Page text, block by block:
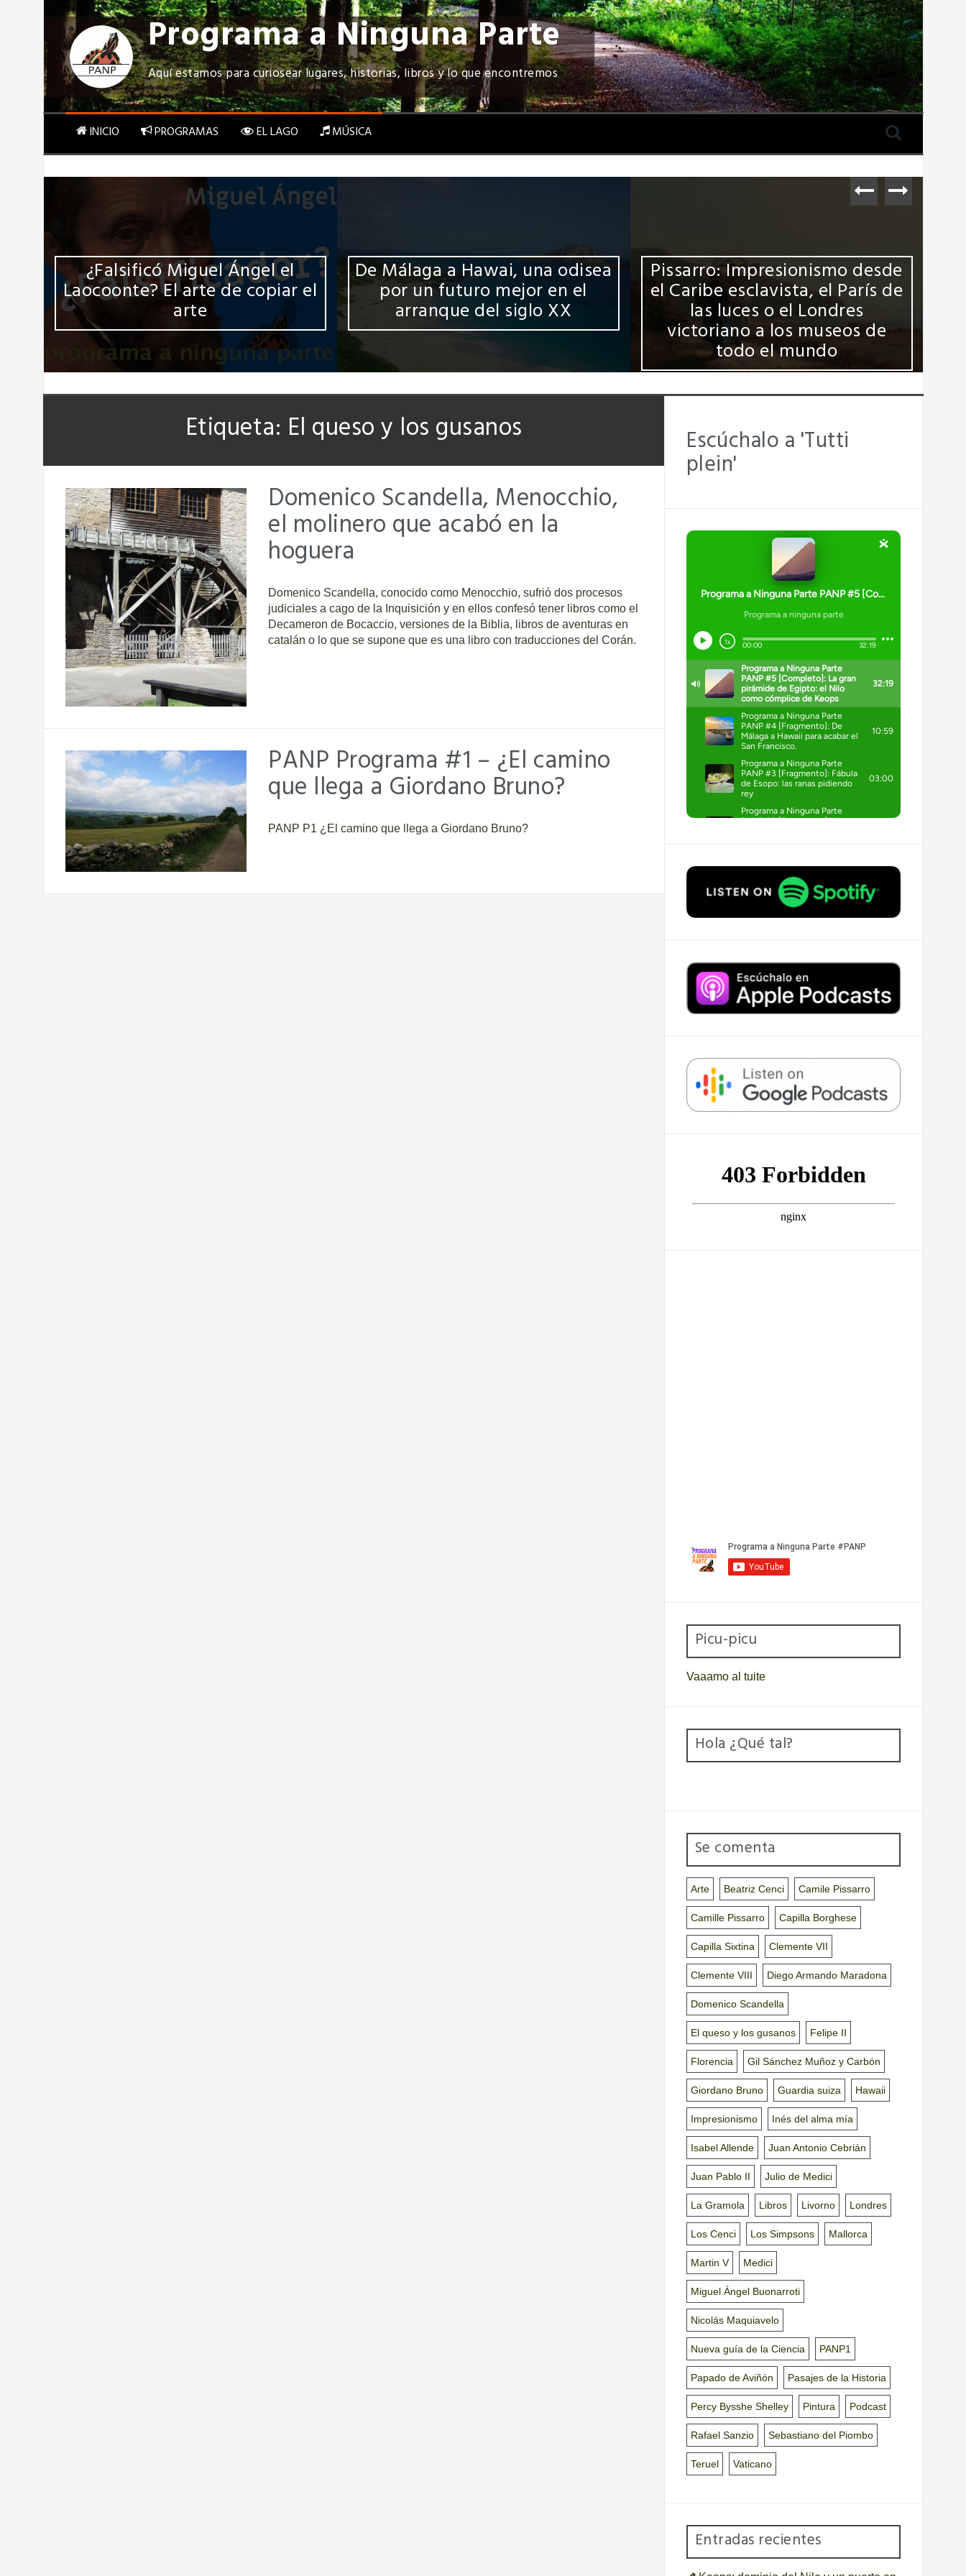
Programa a Ninguna Parte
Aquí estamos para curiosear lugares, historias, libros y lo que encontremos
INICIO PROGRAMAS EL LAGO MÚSICA
¿Falsificó Miguel Ángel el
Laocoonte? El arte de copiar el
arte
De Málaga a Hawai, una odisea
por un futuro mejor en el
arranque del siglo XX
Pissarro: Impresionismo desde
el Caribe esclavista, el París de
las luces o el Londres
victoriano a los museos de
todo el mundo
Etiqueta: El queso y los gusanos
Domenico Scandella, Menocchio,
el molinero que acabó en la
hoguera
Domenico Scandella, conocido como Menocchio, sufrió dos procesos
judiciales a cago de la Inquisición y en ellos confesó tener libros como el
Decameron de Bocaccio, versiones de la Biblia, libros de aventuras en
catalán o lo que se supone que es una libro con traducciones del Corán.
PANP Programa #1 – ¿El camino
que llega a Giordano Bruno?
PANP P1 ¿El camino que llega a Giordano Bruno?
Escúchalo a 'Tutti
plein'
Picu-picu
Vaaamo al tuite
Hola ¿Qué tal?
Se comenta
Arte Beatriz Cenci Camile Pissarro
Camille Pissarro Capilla Borghese
Capilla Sixtina Clemente VII
Clemente VIII Diego Armando Maradona
Domenico Scandella
El queso y los gusanos Felipe II
Florencia Gil Sánchez Muñoz y Carbón
Giordano Bruno Guardia suiza Hawaii
Impresionismo Inés del alma mía
Isabel Allende Juan Antonio Cebrián
Juan Pablo II Julio de Medici
La Gramola Libros Livorno Londres
Los Cenci Los Simpsons Mallorca
Martin V Medici
Miguel Ángel Buonarroti
Nicolás Maquiavelo
Nueva guía de la Ciencia PANP1
Papado de Aviñón Pasajes de la Historia
Percy Bysshe Shelley Pintura Podcast
Rafael Sanzio Sebastiano del Piombo
Teruel Vaticano
Entradas recientes